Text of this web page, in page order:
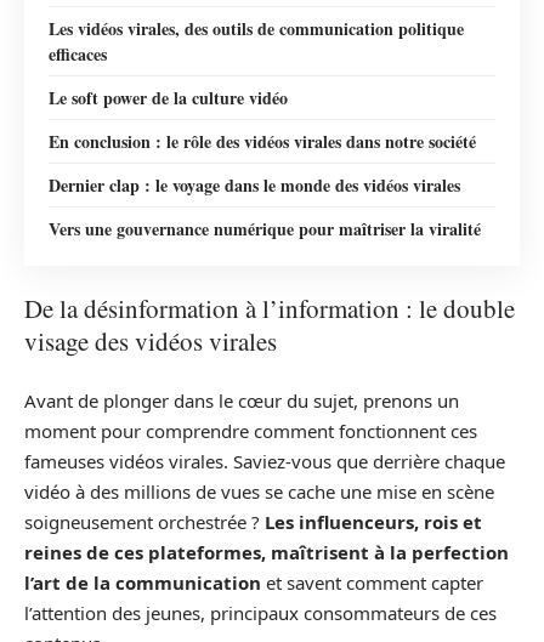
Les vidéos virales, des outils de communication politique
efficaces
Le soft power de la culture vidéo
En conclusion : le rôle des vidéos virales dans notre société
Dernier clap : le voyage dans le monde des vidéos virales
Vers une gouvernance numérique pour maîtriser la viralité
De la désinformation à l’information : le double
visage des vidéos virales
Avant de plonger dans le cœur du sujet, prenons un
moment pour comprendre comment fonctionnent ces
fameuses vidéos virales. Saviez-vous que derrière chaque
vidéo à des millions de vues se cache une mise en scène
soigneusement orchestrée ? Les influenceurs, rois et
reines de ces plateformes, maîtrisent à la perfection
l’art de la communication et savent comment capter
l’attention des jeunes, principaux consommateurs de ces